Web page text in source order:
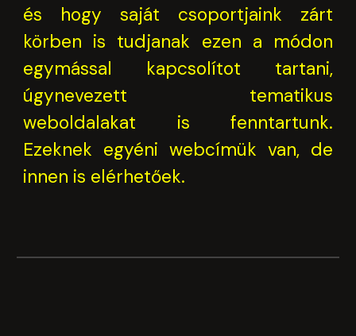
és hogy saját csoportjaink zárt
körben is tudjanak ezen a módon
egymással kapcsolítot tartani,
úgynevezett tematikus
weboldalakat is fenntartunk.
Ezeknek egyéni webcímük van, de
innen is elérhetőek.